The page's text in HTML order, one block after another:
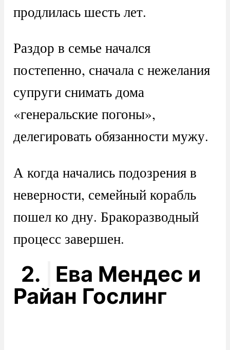
продлилась шесть лет.
Раздор в семье начался
постепенно, сначала с нежелания
супруги снимать дома
«генеральские погоны»,
делегировать обязанности мужу.
А когда начались подозрения в
неверности, семейный корабль
пошел ко дну. Бракоразводный
процесс завершен.
2.
Ева Мендес и
Райан Гослинг